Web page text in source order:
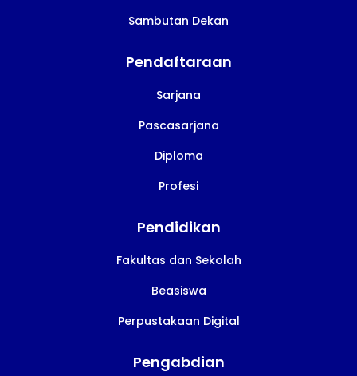
Sambutan Dekan
Pendaftaraan
Sarjana
Pascasarjana
Diploma
Profesi
Pendidikan
Fakultas dan Sekolah
Beasiswa
Perpustakaan Digital
Pengabdian